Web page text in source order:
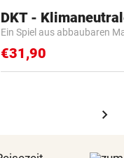
Ein Spiel aus abbaubaren
€31,90
chevron_right